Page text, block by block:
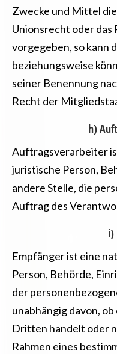
Zwecke und Mittel
Unionsrecht oder
vorgegeben, so kann
beziehungsweise
seiner Benennung
Recht der
h)
Auftragsverarbeiter
juristische Person,
andere Stelle, die
Auftrag des
i)
Empfänger ist eine
Person, Behörde,
der
unabhängig davon,
Dritten handelt oder
Rahmen eines